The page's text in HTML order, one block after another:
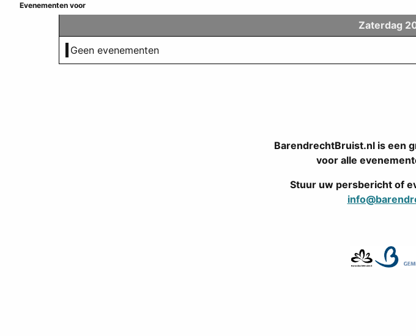
Evenementen voor
Zaterdag
Geen evenementen
BarendrechtBruist.nl is een
voor alle
Stuur uw persbericht of